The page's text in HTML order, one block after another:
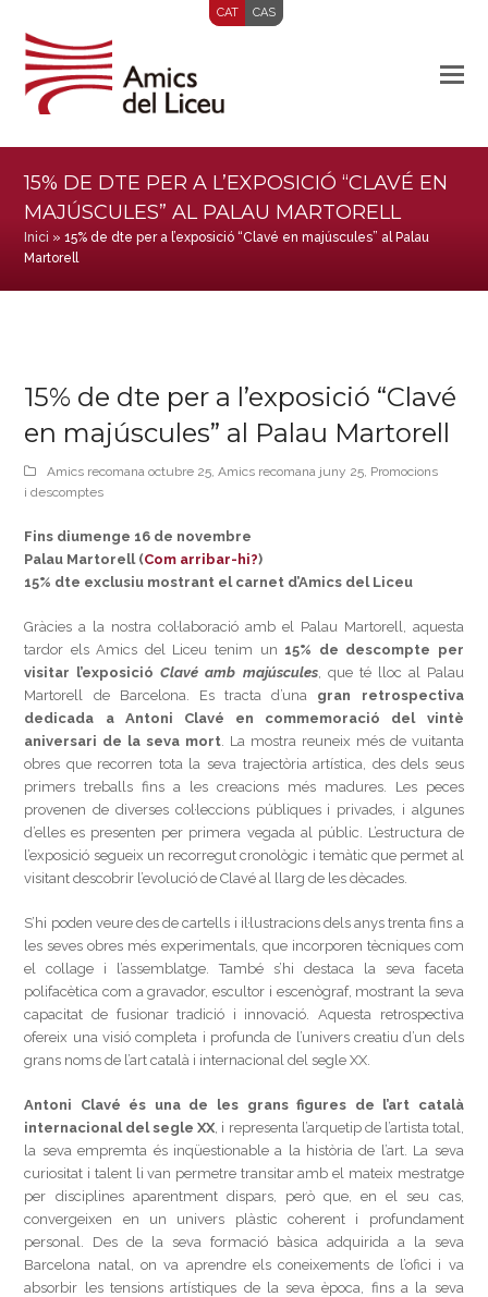
CAT CAS
15% DE DTE PER A L’EXPOSICIÓ “CLAVÉ EN
MAJÚSCULES” AL PALAU MARTORELL
Inici »15% de dte per a l’exposició “Clavé en majúscules” al Palau
Martorell
15% de dte per a l’exposició “Clavé
en majúscules” al Palau Martorell
Amics recomana octubre 25,Amics recomana juny 25, Promocions
i descomptes
Fins diumenge 16 de novembre
Palau Martorell (Com arribar-hi?)
15% dte exclusiu mostrant el carnet d’Amics del Liceu
Gràcies a la nostra col·laboració amb el Palau Martorell, aquesta
tardor els Amics del Liceu tenim un 15% de descompte per
visitar l’exposició Clavé amb majúscules, que té lloc al Palau
Martorell de Barcelona. Es tracta d’una gran retrospectiva
dedicada a Antoni Clavé en commemoració del vintè
aniversari de la seva mort. La mostra reuneix més de vuitanta
obres que recorren tota la seva trajectòria artística, des dels seus
primers treballs fins a les creacions més madures. Les peces
provenen de diverses col·leccions públiques i privades, i algunes
d’elles es presenten per primera vegada al públic. L’estructura de
l’exposició segueix un recorregut cronològic i temàtic que permet al
visitant descobrir l’evolució de Clavé al llarg de les dècades.
S’hi poden veure des de cartells i il·lustracions dels anys trenta fins a
les seves obres més experimentals, que incorporen tècniques com
el collage i l’assemblatge. També s’hi destaca la seva faceta
polifacètica com a gravador, escultor i escenògraf, mostrant la seva
capacitat de fusionar tradició i innovació. Aquesta retrospectiva
ofereix una visió completa i profunda de l’univers creatiu d’un dels
grans noms de l’art català i internacional del segle XX.
Antoni Clavé és una de les grans figures de l’art català
internacional del segle XX, i representa l’arquetip de l’artista total,
la seva empremta és inqüestionable a la història de l’art. La seva
curiositat i talent li van permetre transitar amb el mateix mestratge
per disciplines aparentment dispars, però que, en el seu cas,
convergeixen en un univers plàstic coherent i profundament
personal. Des de la seva formació bàsica adquirida a la seva
Barcelona natal, on va aprendre els coneixements de l’ofici i va
absorbir les tensions artístiques de la seva època, fins a la seva